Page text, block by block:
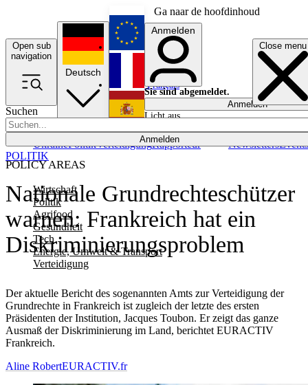
Ga naar de hoofdinhoud
Open sub
navigation
Close menu
Suchen
Anmelden
POLICY AREAS
Wirtschaft
Politik
Agrifood
Gesundheit
Tech
Energie, Umwelt & Transport
Verteidigung
UkrainePolitikVerteidigungRapporteur NewslettersEvents
Deutsch
English
Français
Anmelden
Sie sind abgemeldet.
Anmelden
Licht aus
Nationale Grundrechteschützer
warnen: Frankreich hat ein
Diskriminierungsproblem
Der aktuelle Bericht des sogenannten Amts zur Verteidigung der
Grundrechte in Frankreich ist zugleich der letzte des ersten
Präsidenten der Institution, Jacques Toubon. Er zeigt das ganze
Ausmaß der Diskriminierung im Land, berichtet EURACTIV
Frankreich.
POLITIK
Aline RobertEURACTIV.fr